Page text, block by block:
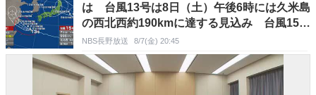
は 台風13号は8日（土）午後6時には久米島
の西北西約190kmに達する見込み 台風15号
は9日（日）午後3時には日本の東に達する見
通し
NBS長野放送 8/7(金) 20:45